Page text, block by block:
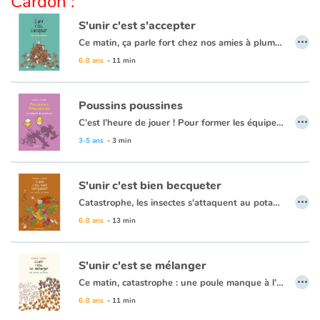
Apprendre les langues
Dyslexie, troubles de la lecture
Nos listes de lecture
Les plus lus
Coups de coeur
S'unir c'est s'accepter
Ce matin, ça parle fort chez nos amies à plumes : Marinette veut changer de couleur… Il n’en faut pas plus pour affoler la basse-cour.
6-8 ans - 11 min
…
Poussins poussines
C’est l’heure de jouer ! Pour former les équipes, rien de plus simple : les poussines d’un côté, les poussins de l’autre. Oui, mais comment faire la différence ?
3-5 ans - 3 min
…
S'unir c'est bien becqueter
Catastrophe, les insectes s'attaquent au potager du poulailler ! Pas de panique, Marcel le coq a une idée de génie : il asperge tout d'anti-mouche... et tombe immédiatement malade après avoir mangé une salade. Les poules sont unanimes, il faut trouver une autre solution pour protéger les plantations. Mais entre plantivores et bestiolivores, pas facile de se mettre d'accord !
6-8 ans - 13 min
…
S'unir c'est se mélanger
Ce matin, catastrophe : une poule manque à l’appel ! C’est le branle-bas de combat au poulailler. Il faut tout faire pour la retrouver mais comment s’organiser ?
6-8 ans - 11 min
…